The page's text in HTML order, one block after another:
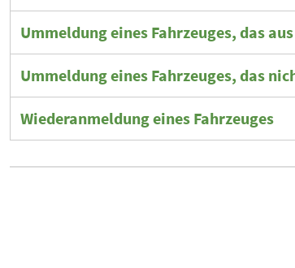
Ummeldung eines Fahrzeuges, das
Ummeldung eines Fahrzeuges, das
Wiederanmeldung eines Fahrzeuges